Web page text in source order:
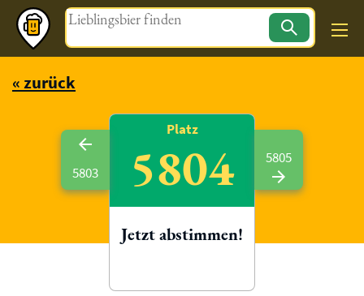
Magazin
« zurück
5803
Platz
5804
Jetzt abstimmen!
5805